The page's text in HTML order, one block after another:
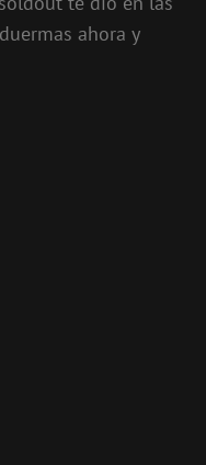
ahora y